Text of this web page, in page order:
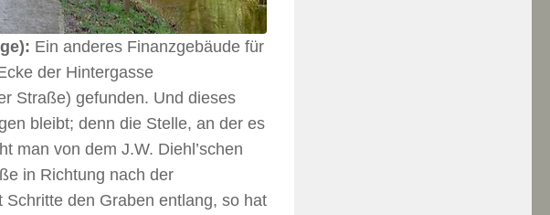
Ein anderes Finanzgebäude für
der Hintergasse
Straße) gefunden. Und dieses
bleibt; denn die Stelle, an der es
man von dem J.W. Diehl’schen
in Richtung nach der
den Graben entlang, so hat